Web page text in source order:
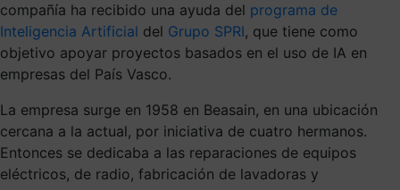
compañía ha recibido una ayuda del programa de
Inteligencia Artificial del Grupo SPRI, que tiene como
objetivo apoyar proyectos basados en el uso de IA en
empresas del País Vasco.
La empresa surge en 1958 en Beasain, en una ubicación
cercana a la actual, por iniciativa de cuatro hermanos.
Entonces se dedicaba a las reparaciones de equipos
eléctricos, de radio, fabricación de lavadoras y